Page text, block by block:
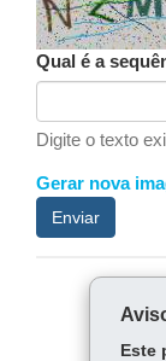
Qual é a
Digite o texto
Gerar nova
Enviar
Este